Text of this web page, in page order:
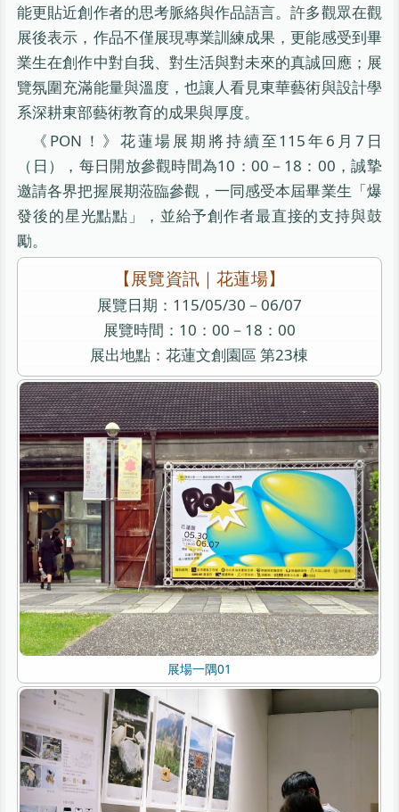
能更貼近創作者的思考脈絡與作品語言。許多觀眾在觀
展後表示，作品不僅展現專業訓練成果，更能感受到畢
業生在創作中對自我、對生活與對未來的真誠回應；展
覽氛圍充滿能量與溫度，也讓人看見東華藝術與設計學
系深耕東部藝術教育的成果與厚度。
《PON！》花蓮場展期將持續至115年6月7日
（日），每日開放參觀時間為10：00－18：00，誠摯
邀請各界把握展期蒞臨參觀，一同感受本屆畢業生「爆
發後的星光點點」，並給予創作者最直接的支持與鼓
勵。
【展覽資訊｜花蓮場】
展覽日期：115/05/30－06/07
展覽時間：10：00－18：00
展出地點：花蓮文創園區 第23棟
展場一隅01